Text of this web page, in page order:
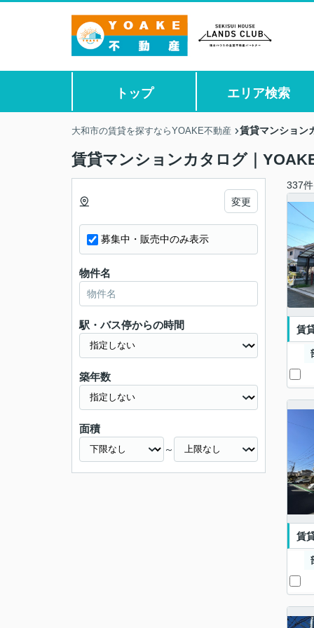
トップ エリア検索
大和市の賃貸を探すならYOAKE不動産 賃貸マンション
賃貸マンションカタログ｜
変更
募集中・販売中のみ表示
物件名
駅・バス停からの時間
築年数
面積
～
337件
賃
賃